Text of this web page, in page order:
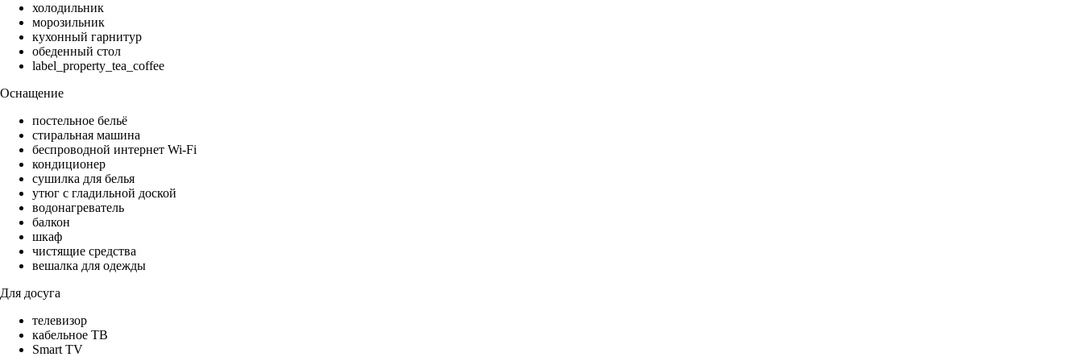
холодильник
морозильник
кухонный гарнитур
обеденный стол
label_property_tea_coffee
Оснащение
постельное бельё
стиральная машина
беспроводной интернет Wi-Fi
кондиционер
сушилка для белья
утюг с гладильной доской
водонагреватель
балкон
шкаф
чистящие средства
вешалка для одежды
Для досуга
телевизор
кабельное ТВ
Smart TV